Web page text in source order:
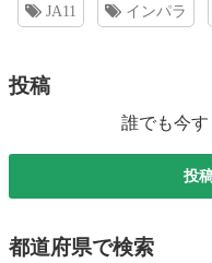
JA11 インパラ
投稿
誰でも今
投
都道府県で検索